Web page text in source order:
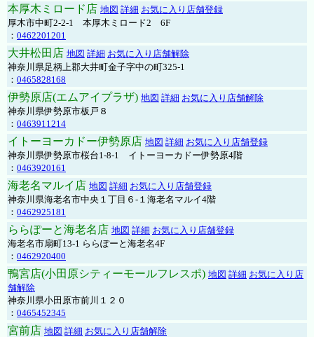
本厚木ミロード店 地図 詳細 お気に入り店舗登録
厚木市中町2-2-1 本厚木ミロード2 6F
： 0462201201
大井松田店 地図 詳細 お気に入り店舗解除
神奈川県足柄上郡大井町金子字中の町325-1
： 0465828168
伊勢原店(エムアイプラザ) 地図 詳細 お気に入り店舗解除
神奈川県伊勢原市板戸８
： 0463911214
イトーヨーカドー伊勢原店 地図 詳細 お気に入り店舗登録
神奈川県伊勢原市桜台1-8-1 イトーヨーカドー伊勢原4階
： 0463920161
海老名マルイ店 地図 詳細 お気に入り店舗登録
神奈川県海老名市中央１丁目６-１海老名マルイ4階
： 0462925181
ららぽーと海老名店 地図 詳細 お気に入り店舗登録
海老名市扇町13-1 ららぽーと海老名4F
： 0462920400
鴨宮店(小田原シティーモールフレスポ) 地図 詳細 お気に入り店
舗解除
神奈川県小田原市前川１２０
： 0465452345
宮前店 地図 詳細 お気に入り店舗解除